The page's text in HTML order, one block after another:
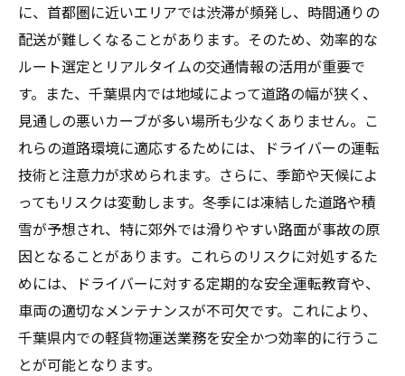
に、首都圏に近いエリアでは渋滞が頻発し、時間通りの
配送が難しくなることがあります。そのため、効率的な
ルート選定とリアルタイムの交通情報の活用が重要で
す。また、千葉県内では地域によって道路の幅が狭く、
見通しの悪いカーブが多い場所も少なくありません。こ
れらの道路環境に適応するためには、ドライバーの運転
技術と注意力が求められます。さらに、季節や天候によ
ってもリスクは変動します。冬季には凍結した道路や積
雪が予想され、特に郊外では滑りやすい路面が事故の原
因となることがあります。これらのリスクに対処するた
めには、ドライバーに対する定期的な安全運転教育や、
車両の適切なメンテナンスが不可欠です。これにより、
千葉県内での軽貨物運送業務を安全かつ効率的に行うこ
とが可能となります。